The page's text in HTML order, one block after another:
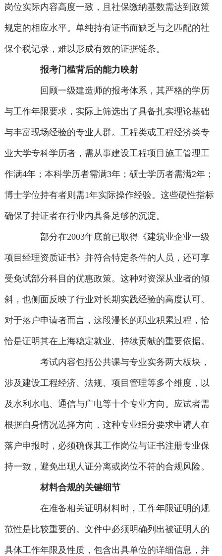
岗位实际内容高度一致，且社保缴纳基数需达到政策
规定的相应水平。单纯持有证书而缺乏与之匹配的社
保个税记录，难以形成有效的证据链条。
报考门槛背后的能力映射
回顾一级建造师的报考体系，其严格的学历
与工作年限要求，实际上筛选出了具备扎实理论基础
与丰富现场经验的专业人群。工程类或工程经济类专
业大学专科学历者，需从事建设工程项目施工管理工
作满4年；本科学历者需满3年；硕士学历者需满2年；
博士学位持有者则需1年实际操作经验。这些硬性指标
确保了持证者在行业内具备足够的沉淀。
部分在2003年底前已取得《建筑业企业一级
项目经理资质证书》并符合特定条件的人员，还可享
受免试部分科目的优惠政策。这种对资深从业者的倾
斜，也侧面反映了行业对长期实践经验的高度认可。
对于落户申请者而言，这段漫长的职业积累过程，恰
恰是证明其在上海稳定就业、持续贡献的重要依据。
考试内容包括公共课与专业实务两大板块，
涉及建设工程经济、法规、项目管理等多个维度，以
及水利水电、通信与广电等十个专业方向。应试者需
根据自身情况选择方向，这种专业细分要求申请人在
落户申报时，必须确保其工作岗位与证书注册专业保
持一致，避免出现人证分离或岗位不符的合规风险。
材料合规的关键细节
在准备相关证明材料时，工作年限证明的规
范性是比较重要的。文件中必须明确列出被证明人的
具体工作年限及性质，包含出具单位的详细信息，并